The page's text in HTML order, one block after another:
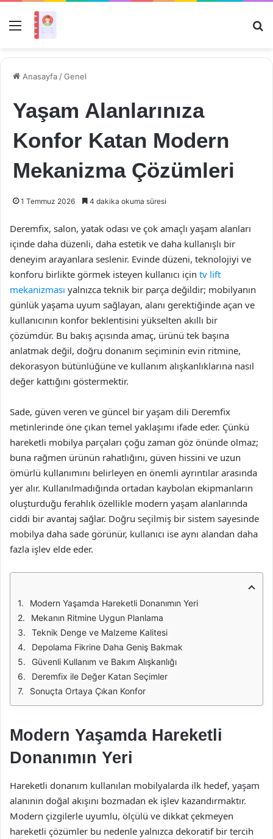
Menü
Anasayfa /Genel
Yaşam Alanlarınıza
Konfor Katan Modern
Mekanizma Çözümleri
1 Temmuz 2026 4 dakika okuma süresi
Deremfix, salon, yatak odası ve çok amaçlı yaşam alanları
içinde daha düzenli, daha estetik ve daha kullanışlı bir
deneyim arayanlara seslenir. Evinde düzeni, teknolojiyi ve
konforu birlikte görmek isteyen kullanıcı için tv lift
mekanizması yalnızca teknik bir parça değildir; mobilyanın
günlük yaşama uyum sağlayan, alanı gerektiğinde açan ve
kullanıcının konfor beklentisini yükselten akıllı bir
çözümdür. Bu bakış açısında amaç, ürünü tek başına
anlatmak değil, doğru donanım seçiminin evin ritmine,
dekorasyon bütünlüğüne ve kullanım alışkanlıklarına nasıl
değer kattığını göstermektir.
Sade, güven veren ve güncel bir yaşam dili Deremfix
metinlerinde öne çıkan temel yaklaşımı ifade eder. Çünkü
hareketli mobilya parçaları çoğu zaman göz önünde olmaz;
buna rağmen ürünün rahatlığını, güven hissini ve uzun
ömürlü kullanımını belirleyen en önemli ayrıntılar arasında
yer alır. Kullanılmadığında ortadan kaybolan ekipmanların
oluşturduğu ferahlık özellikle modern yaşam alanlarında
ciddi bir avantaj sağlar. Doğru seçilmiş bir sistem sayesinde
mobilya daha sade görünür, kullanıcı ise aynı alandan daha
fazla işlev elde eder.
Modern Yaşamda Hareketli Donanımın Yeri
Mekanın Ritmine Uygun Planlama
Teknik Denge ve Malzeme Kalitesi
Depolama Fikrine Daha Geniş Bakmak
Güvenli Kullanım ve Bakım Alışkanlığı
Deremfix ile Değer Katan Seçimler
Sonuçta Ortaya Çıkan Konfor
Modern Yaşamda Hareketli
Donanımın Yeri
Hareketli donanım kullanılan mobilyalarda ilk hedef, yaşam
alanının doğal akışını bozmadan ek işlev kazandırmaktır.
Modern çizgilerle uyumlu, ölçülü ve dikkat çekmeyen
hareketli çözümler bu nedenle yalnızca dekoratif bir tercih